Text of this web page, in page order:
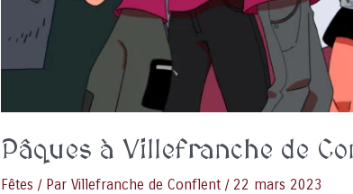
Pâques à Villefranche de
Fêtes / Par Villefranche de Conflent / 22 mars 2023